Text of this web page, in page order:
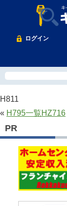
ログイン
H811
« H795一覧HZ716
PR